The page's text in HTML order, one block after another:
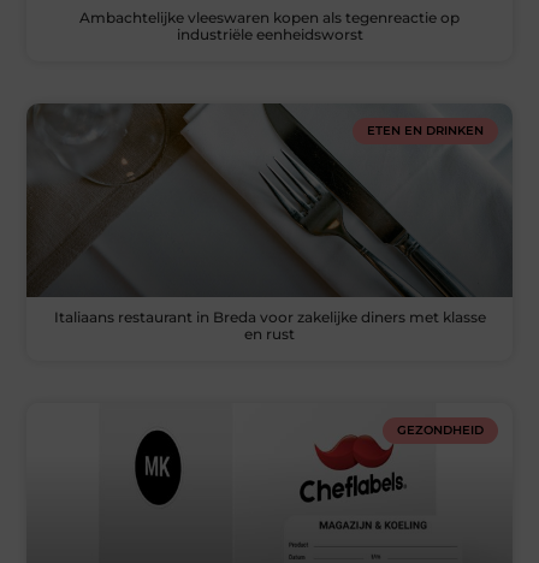
Ambachtelijke vleeswaren kopen als tegenreactie op
industriële eenheidsworst
ETEN EN DRINKEN
Italiaans restaurant in Breda voor zakelijke diners met klasse
en rust
GEZONDHEID